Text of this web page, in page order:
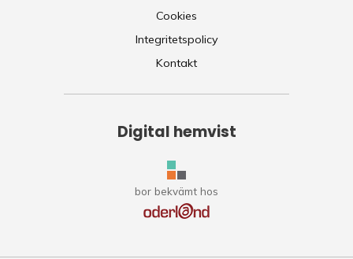
Cookies
Integritetspolicy
Kontakt
Digital hemvist
bor bekvämt hos